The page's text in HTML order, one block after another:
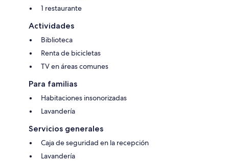
1 restaurante
Actividades
Biblioteca
Renta de bicicletas
TV en áreas comunes
Para familias
Habitaciones insonorizadas
Lavandería
Servicios generales
Caja de seguridad en la recepción
Lavandería